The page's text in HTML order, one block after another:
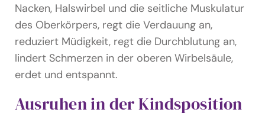
Nacken, Halswirbel und die seitliche Muskulatur
des Oberkörpers, regt die Verdauung an,
reduziert Müdigkeit, regt die Durchblutung an,
lindert Schmerzen in der oberen Wirbelsäule,
erdet und entspannt.
Ausruhen in der Kindsposition